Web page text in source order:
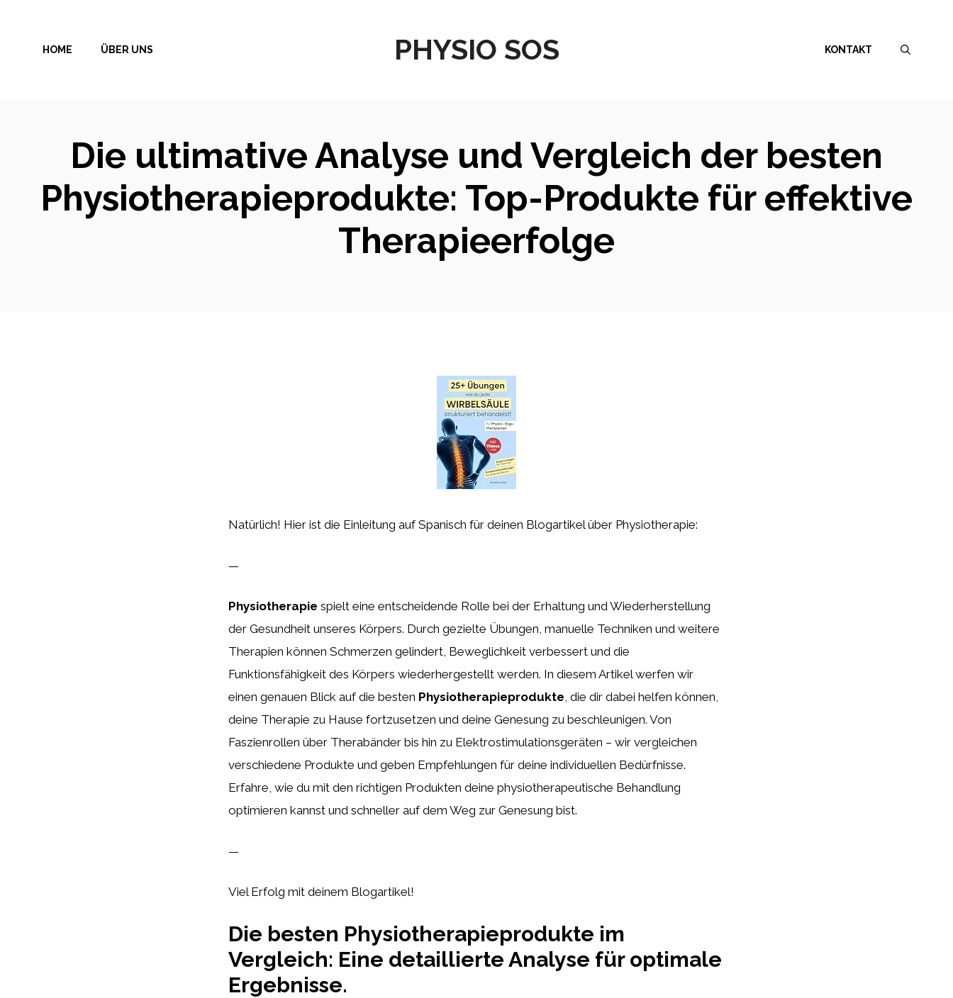
springen
PHYSIO SOS
HOME ÜBER UNS KONTAKT
Die ultimative Analyse und Vergleich der besten
Physiotherapieprodukte: Top-Produkte für effektive
Therapieerfolge
Natürlich! Hier ist die Einleitung auf Spanisch für deinen Blogartikel über Physiotherapie:
—
Physiotherapie spielt eine entscheidende Rolle bei der Erhaltung und Wiederherstellung
der Gesundheit unseres Körpers. Durch gezielte Übungen, manuelle Techniken und weitere
Therapien können Schmerzen gelindert, Beweglichkeit verbessert und die
Funktionsfähigkeit des Körpers wiederhergestellt werden. In diesem Artikel werfen wir
einen genauen Blick auf die besten Physiotherapieprodukte, die dir dabei helfen können,
deine Therapie zu Hause fortzusetzen und deine Genesung zu beschleunigen. Von
Faszienrollen über Therabänder bis hin zu Elektrostimulationsgeräten – wir vergleichen
verschiedene Produkte und geben Empfehlungen für deine individuellen Bedürfnisse.
Erfahre, wie du mit den richtigen Produkten deine physiotherapeutische Behandlung
optimieren kannst und schneller auf dem Weg zur Genesung bist.
—
Viel Erfolg mit deinem Blogartikel!
Die besten Physiotherapieprodukte im
Vergleich: Eine detaillierte Analyse für optimale
Ergebnisse.